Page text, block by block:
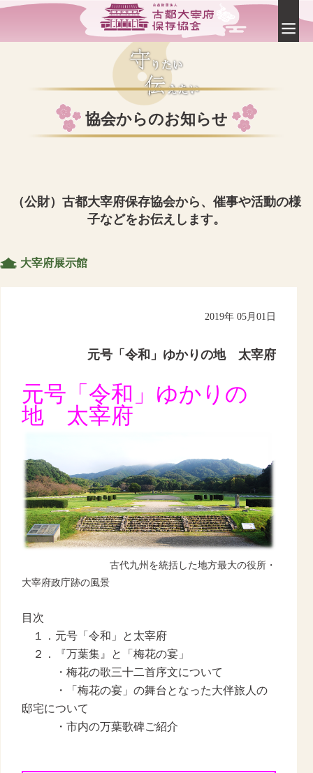
協会からのお知らせ
（公財）古都大宰府保存協会から、催事や活動の様
子などをお伝えします。
大宰府展示館
2019年 05月01日
元号「令和」ゆかりの地 太宰府
元号「令和」ゆかりの
地 太宰府
古代九州を統括した地方最大の役所・
大宰府政庁跡の風景
目次
１．元号「令和」と太宰府
２．『万葉集』と「梅花の宴」
・梅花の歌三十二首序文について
・「梅花の宴」の舞台となった大伴旅人の
邸宅について
・市内の万葉歌碑ご紹介